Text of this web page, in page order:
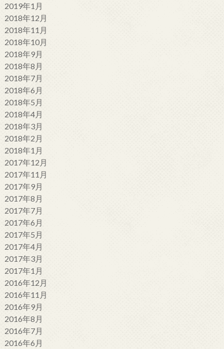
2019年1月
2018年12月
2018年11月
2018年10月
2018年9月
2018年8月
2018年7月
2018年6月
2018年5月
2018年4月
2018年3月
2018年2月
2018年1月
2017年12月
2017年11月
2017年9月
2017年8月
2017年7月
2017年6月
2017年5月
2017年4月
2017年3月
2017年1月
2016年12月
2016年11月
2016年9月
2016年8月
2016年7月
2016年6月